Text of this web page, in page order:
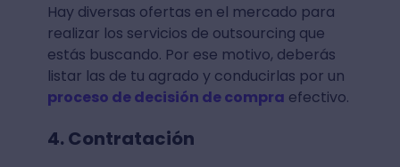
Hay diversas ofertas en el mercado para
realizar los servicios de outsourcing que
estás buscando. Por ese motivo, deberás
listar las de tu agrado y conducirlas por un
proceso de decisión de compra efectivo.
4. Contratación